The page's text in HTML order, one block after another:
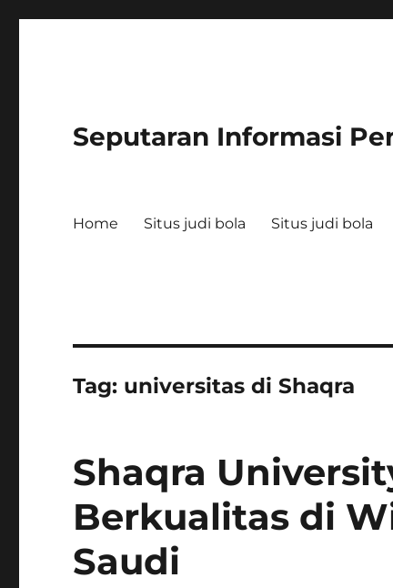
Seputaran Informasi
Home Situs judi bola Situs judi bola
Tag: universitas di Shaqra
Shaqra
Berkualitas di
Saudi